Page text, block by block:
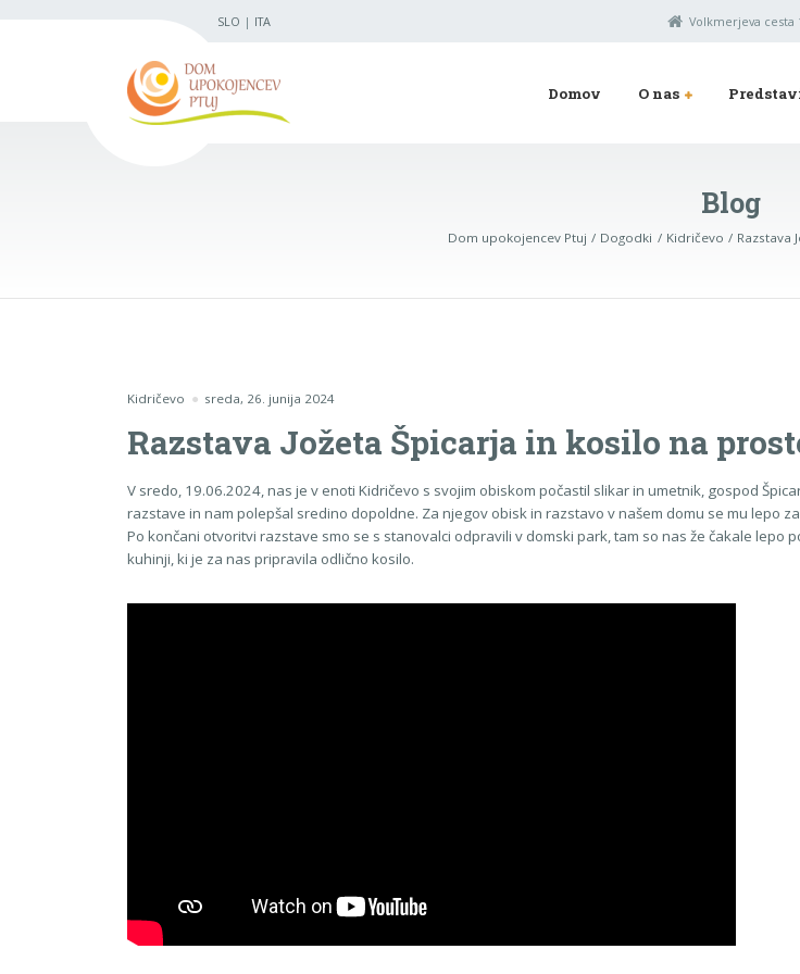
SLO | ITA Volkmerjeva cesta
Domov O nas
Blog
Dom upokojencev Ptuj Dogodki Kidričevo Razstava
Kidričevo sreda, 26. junija 2024
Razstava Jožeta Špicarja in kosilo na
V sredo, 19.06.2024, nas je v enoti Kidričevo s svojim obiskom počastil slikar in umetnik, gospod
razstave in nam polepšal sredino dopoldne. Za njegov obisk in razstavo v našem domu se mu lepo
Po končani otvoritvi razstave smo se s stanovalci odpravili v domski park, tam so nas že čakale lepo
kuhinji, ki je za nas pripravila odlično kosilo.